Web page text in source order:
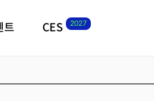
트 CES 2027